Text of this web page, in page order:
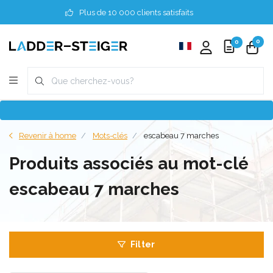
Plus de 10 000 clients satisfaits
0 0
Revenir à home Mots-clés escabeau 7 marches
Produits associés au mot-clé
escabeau 7 marches
Filter